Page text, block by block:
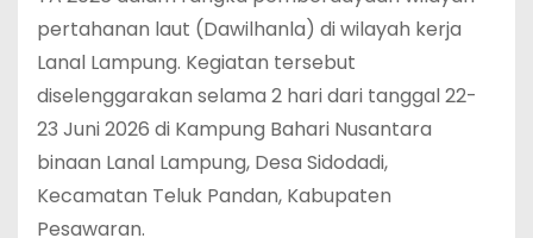
pertahanan laut (Dawilhanla) di wilayah kerja
Lanal Lampung. Kegiatan tersebut
diselenggarakan selama 2 hari dari tanggal 22-
23 Juni 2026 di Kampung Bahari Nusantara
binaan Lanal Lampung, Desa Sidodadi,
Kecamatan Teluk Pandan, Kabupaten
Pesawaran.